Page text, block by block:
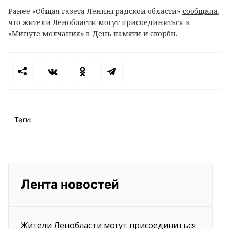
Ранее «Общая газета Ленинградской области» сообщала,
что жители Ленобласти могут присоединиться к
«Минуте молчания» в День памяти и скорби.
Теги:
Лента новостей
Жители Ленобласти могут присоединиться